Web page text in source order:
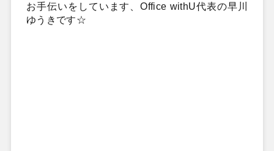
お手伝いをしています、Office withU代表の早川
ゆうきです☆